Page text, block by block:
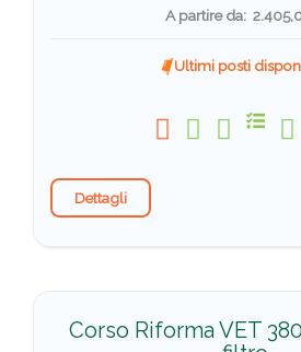
A partire da:
Ultimi posti
Dettagli
Corso Riforma VET